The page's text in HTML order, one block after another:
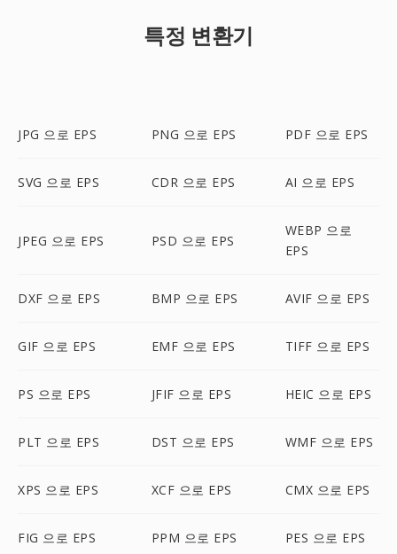
특정 변환기
JPG 으로 EPS PNG 으로 EPS PDF 으로 EPS
SVG 으로 EPS CDR 으로 EPS AI 으로 EPS
JPEG 으로 EPS PSD 으로 EPS
WEBP 으로
EPS
DXF 으로 EPS BMP 으로 EPS AVIF 으로 EPS
GIF 으로 EPS EMF 으로 EPS TIFF 으로 EPS
PS 으로 EPS JFIF 으로 EPS HEIC 으로 EPS
PLT 으로 EPS DST 으로 EPS WMF 으로 EPS
XPS 으로 EPS XCF 으로 EPS CMX 으로 EPS
FIG 으로 EPS PPM 으로 EPS PES 으로 EPS